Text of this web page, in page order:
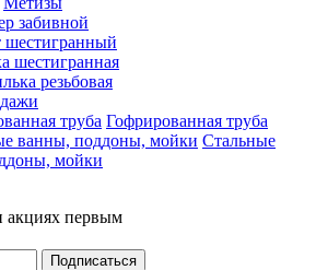
забивной
шестигранный
шестигранная
резьбовая
Гофрированная труба
Стальные
мойки
акциях первым